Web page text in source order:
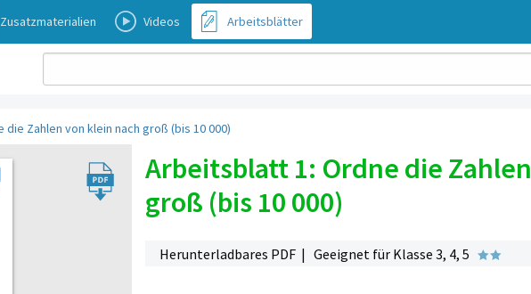
Zusatzmaterialien Videos Arbeitsblätter
Zahlen von klein nach groß (bis 10 000)
Arbeitsblatt 1: Ordne die
groß (bis 10 000)
Herunterladbares PDF | Geeignet für Klasse 3, 4, 5